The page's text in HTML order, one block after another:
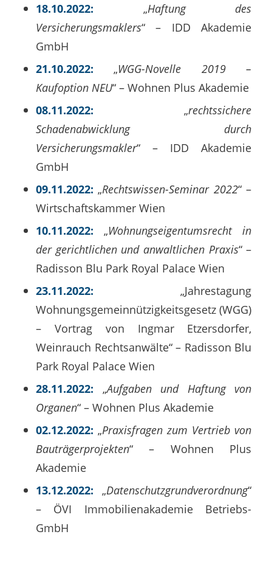
18.10.2022: „Haftung des
Versicherungsmaklers“ – IDD Akademie
GmbH
21.10.2022: „WGG-Novelle 2019 –
Kaufoption NEU“ – Wohnen Plus Akademie
08.11.2022: „rechtssichere
Schadenabwicklung durch
Versicherungsmakler“ – IDD Akademie
GmbH
09.11.2022: „Rechtswissen-Seminar 2022“ –
Wirtschaftskammer Wien
10.11.2022: „Wohnungseigentumsrecht in
der gerichtlichen und anwaltlichen Praxis“ –
Radisson Blu Park Royal Palace Wien
23.11.2022:„Jahrestagung
Wohnungsgemeinnützigkeitsgesetz (WGG)
– Vortrag von Ingmar Etzersdorfer,
Weinrauch Rechtsanwälte“ – Radisson Blu
Park Royal Palace Wien
28.11.2022: „Aufgaben und Haftung von
Organen“ – Wohnen Plus Akademie
02.12.2022: „Praxisfragen zum Vertrieb von
Bauträgerprojekten“ – Wohnen Plus
Akademie
13.12.2022: „Datenschutzgrundverordnung“
– ÖVI Immobilienakademie Betriebs-
GmbH